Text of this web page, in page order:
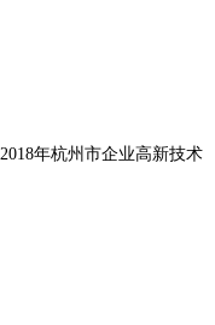
年杭州市企业高新技术